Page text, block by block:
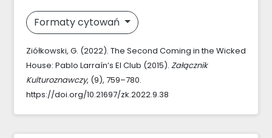
Formaty cytowań
Ziółkowski, G. (2022). The Second Coming in the Wicked
House: Pablo Larraín’s El Club (2015). Załącznik
Kulturoznawczy, (9), 759–780.
https://doi.org/10.21697/zk.2022.9.38